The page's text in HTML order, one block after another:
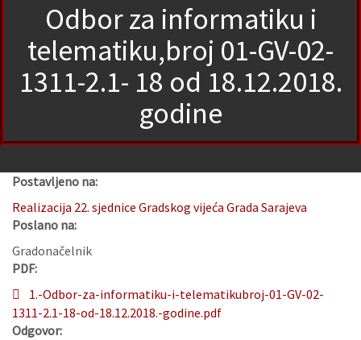
Odbor za informatiku i
telematiku,broj 01-GV-02-
1311-2.1- 18 od 18.12.2018.
godine
Postavljeno na:
Realizacija 22. sjednice Gradskog vijeća Grada Sarajeva
Poslano na:
Gradonačelnik
PDF:
1.-Odbor-za-informatiku-i-telematikubroj-01-GV-02-
1311-2.1-18-od-18.12.2018.-godine.pdf
Odgovor: